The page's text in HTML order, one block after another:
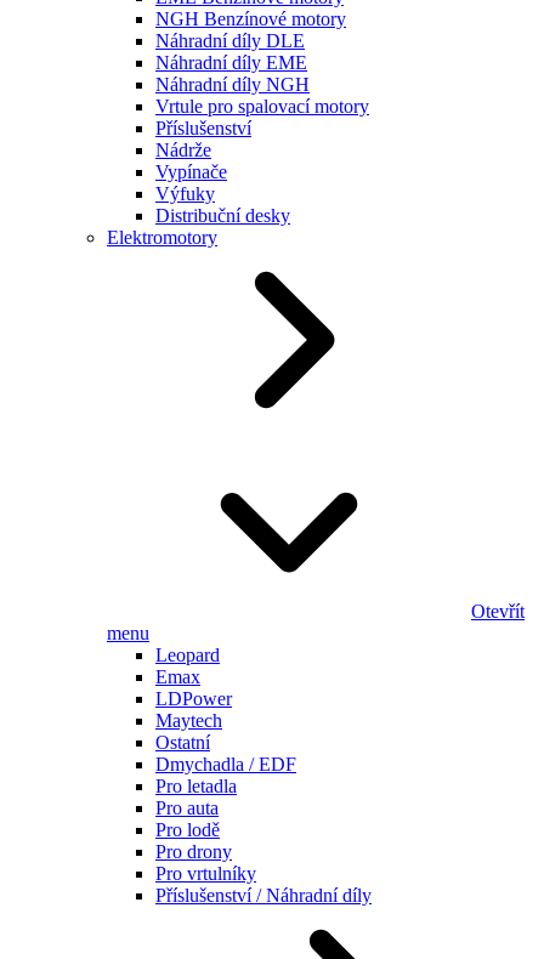
NGH Benzínové motory
Náhradní díly DLE
Náhradní díly EME
Náhradní díly NGH
Vrtule pro spalovací motory
Příslušenství
Nádrže
Vypínače
Výfuky
Distribuční desky
Elektromotory
Otevřít
menu
Leopard
Emax
LDPower
Maytech
Ostatní
Dmychadla / EDF
Pro letadla
Pro auta
Pro lodě
Pro drony
Pro vrtulníky
Příslušenství / Náhradní díly